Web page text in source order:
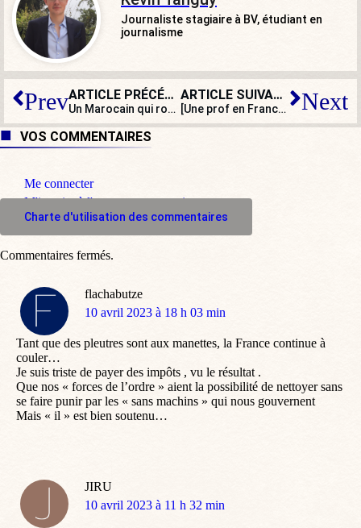
Journaliste stagiaire à BV, étudiant en
journalisme
Prev ARTICLE PRÉCÉDENT
Un Marocain qui roulait ivre et sans permis condamné pour la 34e fois
ARTICLE SUIVANT
[Une prof en France] Quand tout va mal, vite, une nouvelle « bonne idée » ! Next
VOS COMMENTAIRES
Me connecter
M'inscrire à l'espace commentaire
Charte d'utilisation des commentaires
flachabutze
dit
10 avril 2023 à 18 h 03 min
Tant que des pleutres sont aux manettes, la France continue à
couler…
Je suis triste de payer des impôts , vu le résultat .
Que nos « forces de l’ordre » aient la possibilité de nettoyer sans
se faire punir par les « sans machins » qui nous gouvernent
Mais « il » est bien soutenu…
JIRU
dit
10 avril 2023 à 11 h 32 min
Commentaires fermés.